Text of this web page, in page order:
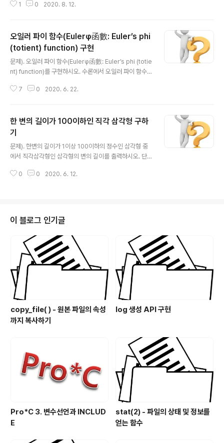
어졌을 때, 위와 같은 연산 세 개를 적절히 사용해서 1을 만
출력). 첫째 줄에 연산을 하는 횟수의 최솟값을 출력한다.
실행 예1). 입력) Enter a number: 2 결과). 2 => 1 Res
ult: 1 실행 예2). 입력) Enter a number: 10 결과). 10
=> 9 => 3 => 1 Result: 3 실행 예3). 입력) Enter a num
ber: 100 결과). 100 => 9..
1 0 2020. 8. 12.
오일러 파이 함수(Eulerφ函數: Euler’s phi
(totient) function) 구현
문제). 오일러 파이 함수(Eulerφ函數: Euler’s phi (totie
nt) function)를 구현하시오. 수론에서 오일러 파이 함수
정수환의 몫환의 가역원을 세는 함수이다. 즉, n이 양의 정
6과 서로소이므로, ϕ(6) = 2이다. 1부터 10까지의 정수는
모두 11과 서로소이며, 11은 자기 자신과 서로소가 아니므
로, φ(11) = 10이다. 1은 자기 자신과 서로소이므로, φ(1)
= 1이다. --출처:위키백과-- 실행 예1). 입력) value : 20
7 0 2020. 6. 22.
한 변의 길이가 100이하인 직각 삼각형 구하
기
문제). 한변의 길이가 1이상 100이하의 정수인 삼각형 중
에서 직각삼각형인 삼각형의 변의 길이를 출력하시오. 단,
판단하고 1회만 출력할 것. 실행 예1). 입력) 없음 결과). (3,
↓ 아래 답과 비교해보세요. ↓ 프로그램 소스 #include
#define MAX_VALUE 100 int main(int argc, char *
*argv) { in..
0 0 2020. 6. 12.
이 블로그 인기글
copy_file( ) - 원본 파일의 속성
까지 복사하기
log 생성 API 구현
Pro*C 3. 변수선언과 INCLUD
E
stat(2) - 파일의 상태 및 정보를
얻는 함수